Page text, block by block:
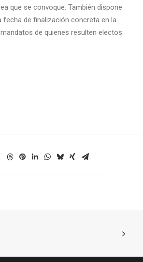
que se convoque. También dispone
fecha de finalización concreta en la
de quienes resulten electos.